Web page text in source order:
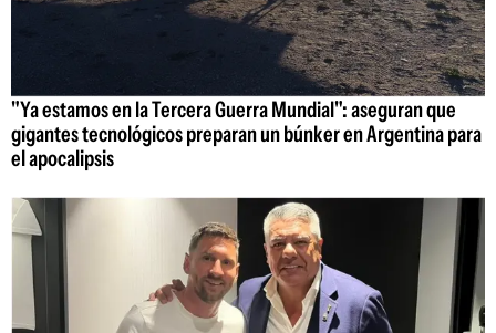
"Ya estamos en la Tercera Guerra Mundial": aseguran que
gigantes tecnológicos preparan un búnker en Argentina para
el apocalipsis